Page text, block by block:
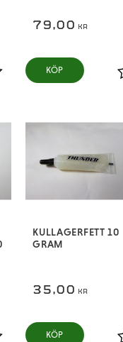
till i favoriter
79,00 KR
KÖP
KULLAGERFETT 10
GRAM
35,00 KR
KÖP